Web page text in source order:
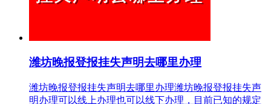
潍坊晚报登报挂失声明去哪里办理
潍坊晚报登报挂失声明去哪里办理潍坊晚报登报挂失声
明办理可以线上办理也可以线下办理，目前已知的规定